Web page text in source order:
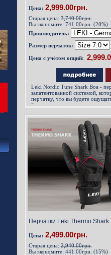
Цена: 2,999.00грн.
Старая цена:3,740.00грн.
Вы экономите: 741.00грн. (20%)
Производитель:
Размер перчаток:
Цена с учётом опций:
Leki Nordic Tune Shark Boa -
запатентованной системой,
перчатку, что вы будете
Благодаря этому достигается
новый уровень!
Перчатки Leki Thermo
Цена: 2,499.00грн.
Старая цена:2,940.00грн.
Вы экономите: 441.00грн. (15%)